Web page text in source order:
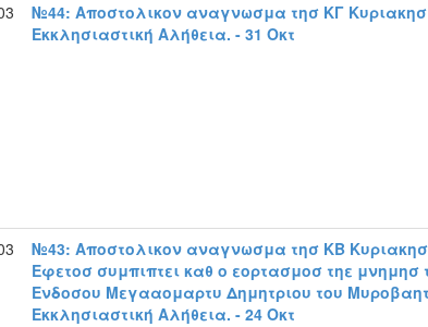
№44: Αποστολικον αναγνωσμα τησ ΚΓ
Εκκλησιαστική Αλήθεια. - 31 Οκτ
№43: Αποστολικον αναγνωσμα τησ KΒ
Εφετοσ συμπιπτει καθ ο εορτασμοσ τηε μνημησ
Ενδοσου Μεγααομαρτυ Δημητριου του
Εκκλησιαστική Αλήθεια. - 24 Οκτ